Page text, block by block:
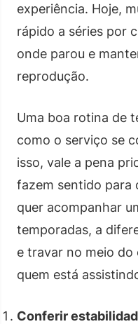
experiência. Hoje,
rápido a séries por
onde parou e
reprodução.
Uma boa rotina de
como o serviço se
isso, vale a pena
fazem sentido para
quer acompanhar
temporadas, a
e travar no meio do
quem está
Conferir